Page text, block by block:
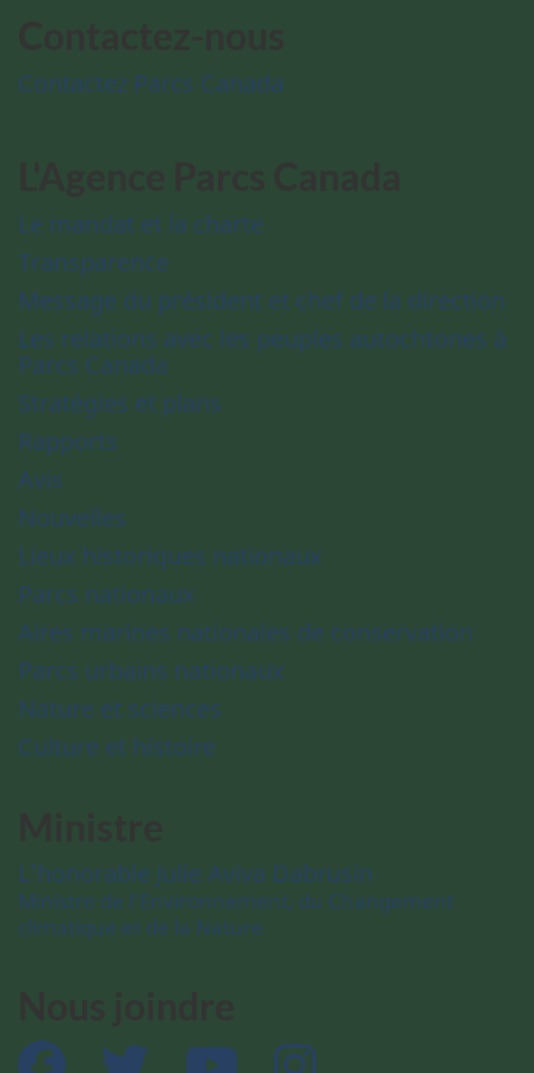
Contactez Parcs Canada
Le mandat et la charte
Transparence
Message du président et chef de la direction
Les relations avec les peuples autochtones à
Parcs Canada
Stratégies et plans
Rapports
Avis
Nouvelles
Lieux historiques nationaux
Parcs nationaux
Aires marines nationales de conservation
Parcs urbains nationaux
Nature et sciences
Culture et histoire
L’honorable Julie Aviva Dabrusin
Ministre de l’Environnement, du Changement
climatique et de la Nature
Facebook Twitter YouTube